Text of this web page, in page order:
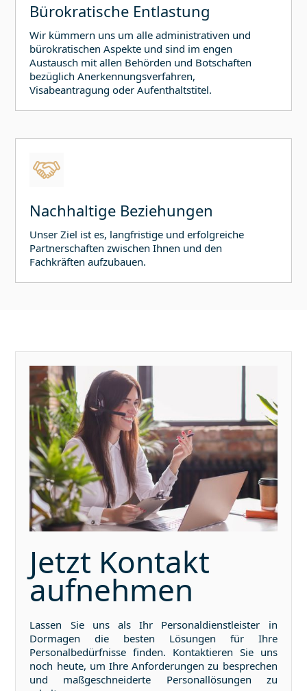
Bürokratische Entlastung
Wir kümmern uns um alle administrativen und
bürokratischen Aspekte und sind im engen
Austausch mit allen Behörden und Botschaften
bezüglich Anerkennungsverfahren,
Visabeantragung oder Aufenthaltstitel.
Nachhaltige Beziehungen
Unser Ziel ist es, langfristige und erfolgreiche
Partnerschaften zwischen Ihnen und den
Fachkräften aufzubauen.
Jetzt Kontakt
aufnehmen
Lassen Sie uns als Ihr Personaldienstleister in
Dormagen die besten Lösungen für Ihre
Personalbedürfnisse finden. Kontaktieren Sie uns
noch heute, um Ihre Anforderungen zu besprechen
und maßgeschneiderte Personallösungen zu